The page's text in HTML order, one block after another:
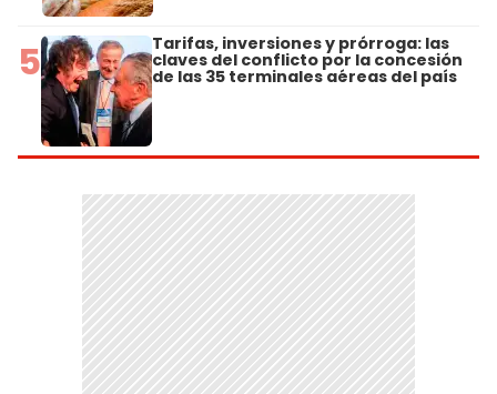
5 Tarifas, inversiones y prórroga: las
claves del conflicto por la concesión
de las 35 terminales aéreas del país